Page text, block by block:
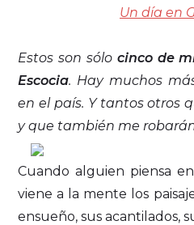
Un día en
Estos son sólo cinco de
Escocia. Hay muchos
en el país. Y tantos otros
y que también me
Cuando alguien piensa en
viene a la mente los
ensueño, sus acantilados,